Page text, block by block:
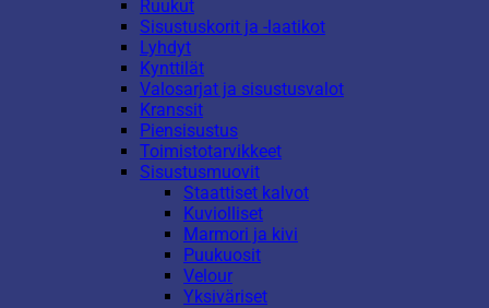
Ruukut
Sisustuskorit ja -laatikot
Lyhdyt
Kynttilät
Valosarjat ja sisustusvalot
Kranssit
Piensisustus
Toimistotarvikkeet
Sisustusmuovit
Staattiset kalvot
Kuviolliset
Marmori ja kivi
Puukuosit
Velour
Yksiväriset